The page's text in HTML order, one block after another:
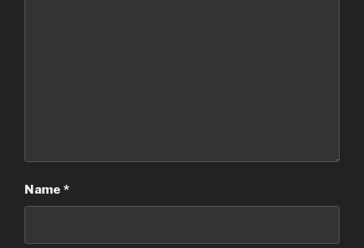
Name *